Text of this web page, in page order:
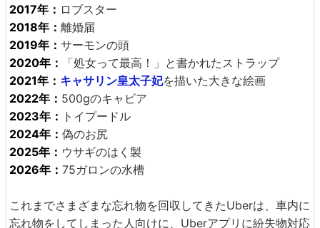
2017年： ロブスター
2018年： 離婚届
2019年： サーモンの頭
2020年：
「処女って最高！」と書かれたストラップ
2021年： キャサリン皇太子妃を描いた大きな絵画
2022年： 500gのキャビア
2023年： トイプードル
2024年： 偽のお尻
2025年： ウサギのはく製
2026年： 75ガロンの水槽
これまでさまざまな忘れ物を回収してきたUberは、車内に
忘れ物をしてしまった人向けに、Uberアプリに紛失物対応